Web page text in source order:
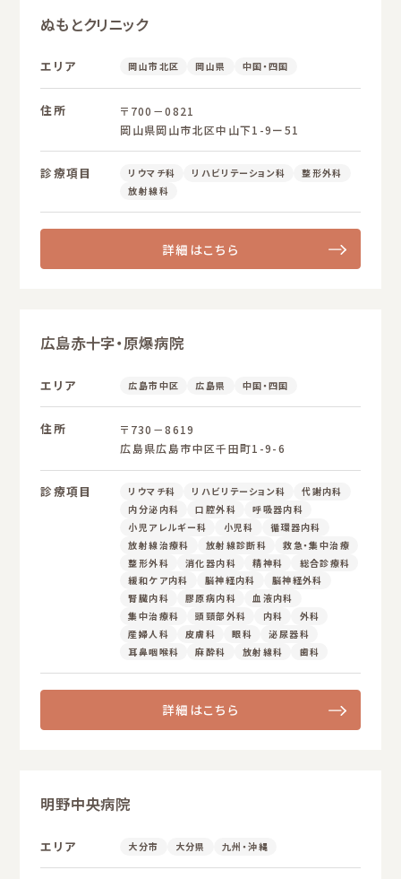
ぬもとクリニック
エリア 岡山市北区 岡山県 中国・四国
住所
〒700－0821
岡山県岡山市北区中山下1-9ー51
診療項目 リウマチ科 リハビリテーション科
整形外科
放射線科
詳細はこちら
広島赤十字・原爆病院
エリア 広島市中区 広島県 中国・四国
住所
〒730－8619
広島県広島市中区千田町1-9-6
診療項目 リウマチ科 リハビリテーション科
代謝内科
内分泌内科
口腔外科
呼吸器内科
小児アレルギー科
小児科
循環器内科
放射線治療科
放射線診断科
救急・集中治療
整形外科
消化器内科 精神科
総合診療科
緩和ケア内科
脳神経内科
脳神経外科
腎臓内科
膠原病内科
血液内科
集中治療科
頭頸部外科 内科
外科
産婦人科
皮膚科 眼科
泌尿器科
耳鼻咽喉科
麻酔科 放射線科 歯科
詳細はこちら
明野中央病院
エリア 大分市 大分県 九州・沖縄